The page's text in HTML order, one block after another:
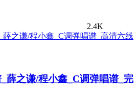
2.4K
薛之谦/程小鑫_C调弹唱谱_完